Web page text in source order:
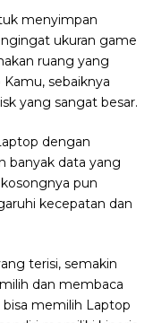
menyimpan
ukuran game
ruang yang
sebaiknya
yang sangat besar.
dengan
banyak data yang
pun
kecepatan dan
terisi, semakin
dan membaca
bisa memilih Laptop